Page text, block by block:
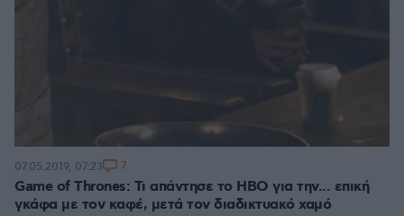
Game of Thrones: Τι απάντησε το HBO για την... επική
γκάφα με τον καφέ, μετά τον διαδικτυακό χαμό
07.05.2019, 07:23 7